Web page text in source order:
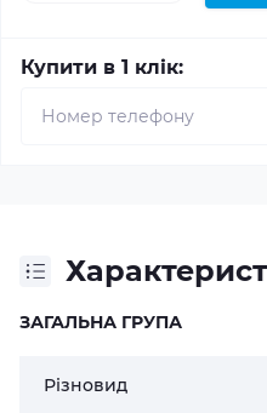
Купити в 1 клік:
ЗАГАЛЬНА ГРУПА
Різновид